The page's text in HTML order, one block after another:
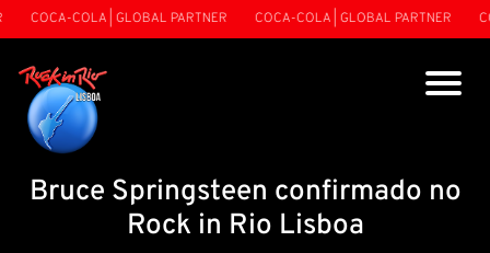
COCA-COLA | GLOBAL PARTNER COCA-COLA | GLOBAL PARTNER
Bruce Springsteen confirmado no
Rock in Rio Lisboa